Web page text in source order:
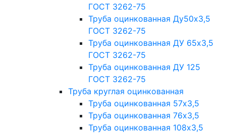
ГОСТ 3262-75
Труба оцинкованная Ду50х3,5
ГОСТ 3262-75
Труба оцинкованная ДУ 65х3,5
ГОСТ 3262-75
Труба оцинкованная ДУ 125
ГОСТ 3262-75
Труба круглая оцинкованная
Труба оцинкованная 57х3,5
Труба оцинкованная 76х3,5
Труба оцинкованная 108х3,5